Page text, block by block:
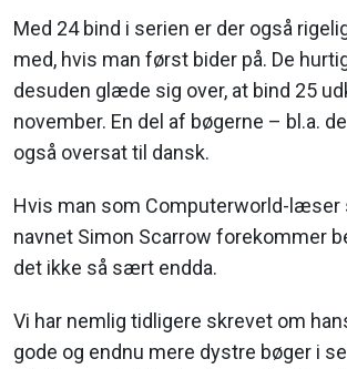
Med 24 bind i serien er der også
med, hvis man først bider på. De
desuden glæde sig over, at bind 25
november. En del af bøgerne – bl.a.
også oversat til dansk.
Hvis man som Computerworld-læser
navnet Simon Scarrow forekommer
det ikke så sært endda.
Vi har nemlig tidligere skrevet om
gode og endnu mere dystre bøger i